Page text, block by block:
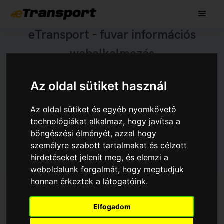
Az oldal sütiket használ
Az oldal sütiket és egyéb nyomkövető
technológiákat alkalmaz, hogy javítsa a
böngészési élményét, azzal hogy
személyre szabott tartalmakat és célzott
hirdetéseket jelenít meg, és elemzi a
weboldalunk forgalmát, hogy megtudjuk
honnan érkeztek a látogatóink.
Elfogadom
eTransport - fuvar információs
webalkalmazás
így előnye, hogy használatával internet kapcsolat
bevihetők, lekérdezhetők az adatok irodai
számítógépről és okos telefonról egyaránt. Az adatok
szelektív elérését szerepkör alapú jogosutság kezelés
biztosítja.
visszalakítás díjas
Törzsadatok